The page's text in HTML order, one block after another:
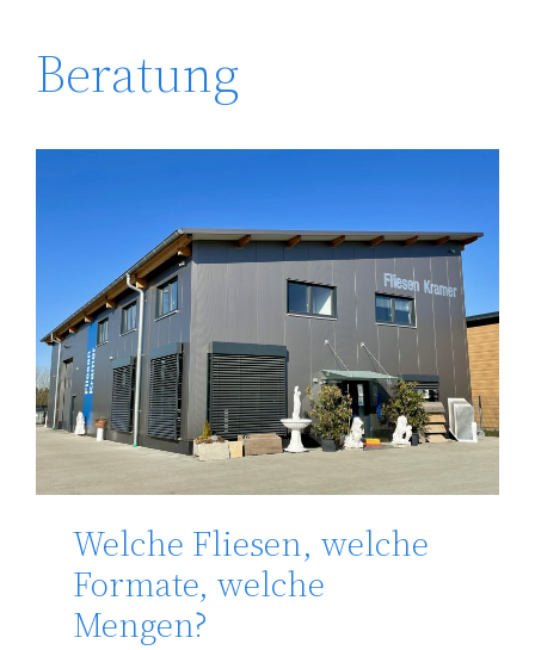
Beratung
Welche Fliesen, welche
Formate, welche
Mengen?